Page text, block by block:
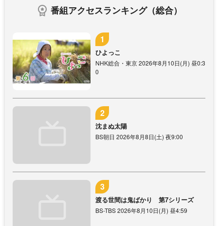
番組アクセスランキング（総合）
ひよっこ
NHK総合・東京 2026年8月10日(月) 昼0:3
0
沈まぬ太陽
BS朝日 2026年8月8日(土) 夜9:00
渡る世間は鬼ばかり 第7シリーズ
BS-TBS 2026年8月10日(月) 昼4:59